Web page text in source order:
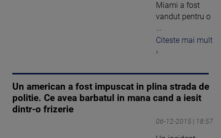
Miami a fost
vandut pentru o
...
Citeste mai mult
›
Un american a fost impuscat in plina strada de
politie. Ce avea barbatul in mana cand a iesit
dintr-o frizerie
06-12-2015 | 18:57